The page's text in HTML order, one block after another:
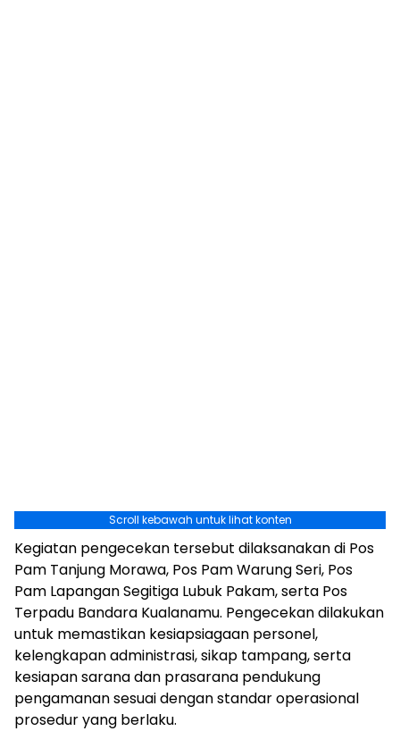
Scroll kebawah untuk lihat konten
Kegiatan pengecekan tersebut dilaksanakan di Pos
Pam Tanjung Morawa, Pos Pam Warung Seri, Pos
Pam Lapangan Segitiga Lubuk Pakam, serta Pos
Terpadu Bandara Kualanamu. Pengecekan dilakukan
untuk memastikan kesiapsiagaan personel,
kelengkapan administrasi, sikap tampang, serta
kesiapan sarana dan prasarana pendukung
pengamanan sesuai dengan standar operasional
prosedur yang berlaku.